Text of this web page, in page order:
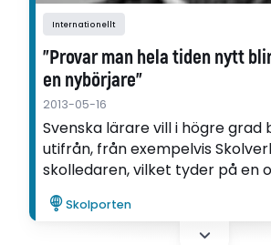
Internationellt
"Provar man hela tiden nytt
en nybörjare"
2013-05-16
Svenska lärare vill i högre grad
utifrån, från exempelvis
skolledaren, vilket tyder på en
vad som gäller i skolan. Det
Wieland Wermke. Han har
och Tyskland, två länder med
Skolporten